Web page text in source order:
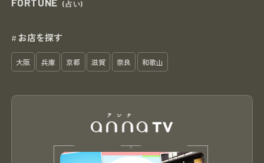
FORTUNE (占い)
# お店を探す
大阪 兵庫 京都 滋賀 奈良 和歌山